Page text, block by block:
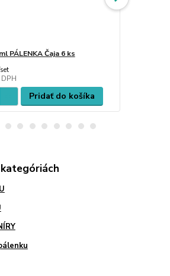
PÁLENKA Čaja 6 ks
set
Pridať do košíka